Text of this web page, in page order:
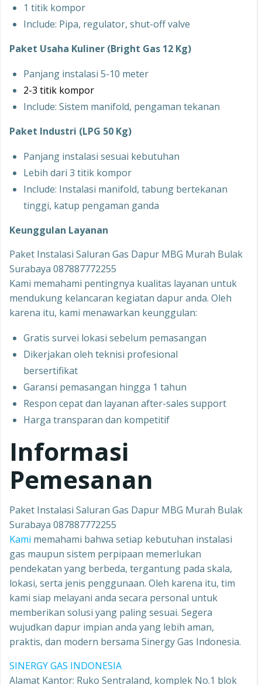
1 titik kompor
Include: Pipa, regulator, shut-off valve
Paket Usaha Kuliner (Bright Gas 12 Kg)
Panjang instalasi 5-10 meter
2-3 titik kompor
Include: Sistem manifold, pengaman tekanan
Paket Industri (LPG 50 Kg)
Panjang instalasi sesuai kebutuhan
Lebih dari 3 titik kompor
Include: Instalasi manifold, tabung bertekanan
tinggi, katup pengaman ganda
Keunggulan Layanan
Paket Instalasi Saluran Gas Dapur MBG Murah Bulak
Surabaya 087887772255
Kami memahami pentingnya kualitas layanan untuk
mendukung kelancaran kegiatan dapur anda. Oleh
karena itu, kami menawarkan keunggulan:
Gratis survei lokasi sebelum pemasangan
Dikerjakan oleh teknisi profesional
bersertifikat
Garansi pemasangan hingga 1 tahun
Respon cepat dan layanan after-sales support
Harga transparan dan kompetitif
Informasi
Pemesanan
Paket Instalasi Saluran Gas Dapur MBG Murah Bulak
Surabaya 087887772255
Kami memahami bahwa setiap kebutuhan instalasi
gas maupun sistem perpipaan memerlukan
pendekatan yang berbeda, tergantung pada skala,
lokasi, serta jenis penggunaan. Oleh karena itu, tim
kami siap melayani anda secara personal untuk
memberikan solusi yang paling sesuai. Segera
wujudkan dapur impian anda yang lebih aman,
praktis, dan modern bersama Sinergy Gas Indonesia.
SINERGY GAS INDONESIA
Alamat Kantor: Ruko Sentraland, komplek No.1 blok